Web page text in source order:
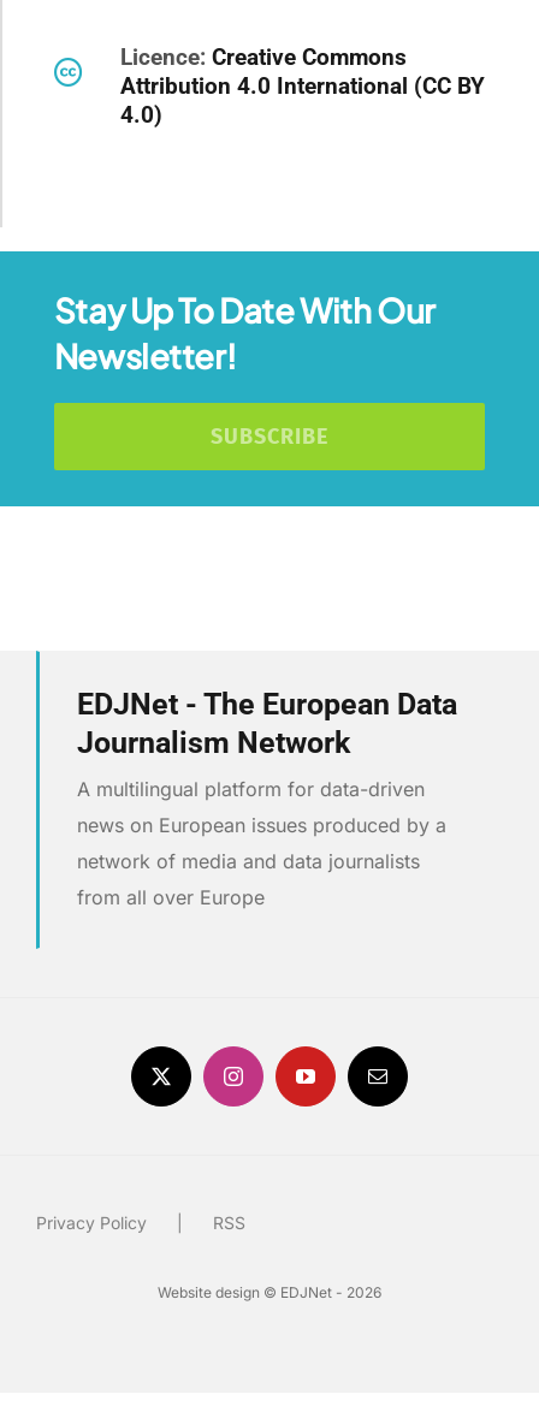
Licence: Creative Commons
Attribution 4.0 International (CC BY
4.0)
Stay Up To Date With Our
Newsletter!
SUBSCRIBE
EDJNet - The European Data
Journalism Network
A multilingual platform for data-driven
news on European issues produced by a
network of media and data journalists
from all over Europe
Privacy Policy RSS
Website design © EDJNet - 2026